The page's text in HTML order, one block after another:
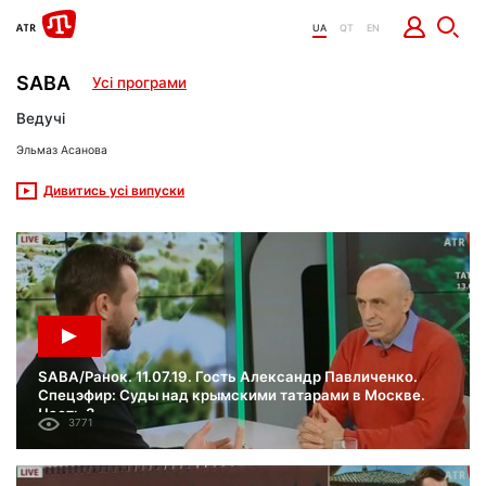
UA QT EN
SABA Усі програми
SABA/Ранок. 11.07.19. Гость Александр Павличенко.
Спецэфир: Суды над крымскими татарами в Москве.
Часть 3.
3771
Ведучі
Эльмаз Асанова
Дивитись усі випуски